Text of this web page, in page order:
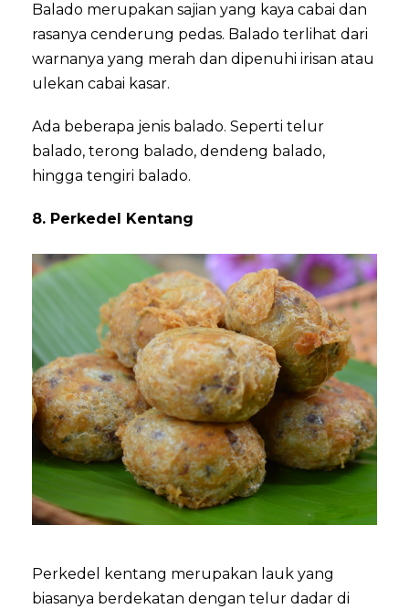
Balado merupakan sajian yang kaya cabai dan
rasanya cenderung pedas. Balado terlihat dari
warnanya yang merah dan dipenuhi irisan atau
ulekan cabai kasar.
Ada beberapa jenis balado. Seperti telur
balado, terong balado, dendeng balado,
hingga tengiri balado.
8. Perkedel Kentang
Perkedel kentang merupakan lauk yang
biasanya berdekatan dengan telur dadar di